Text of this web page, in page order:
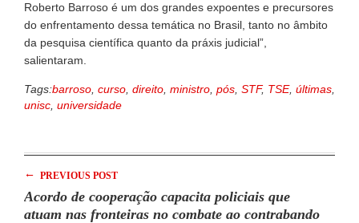
Roberto Barroso é um dos grandes expoentes e precursores
do enfrentamento dessa temática no Brasil, tanto no âmbito
da pesquisa científica quanto da práxis judicial”,
salientaram.
Tags:barroso curso direito ministro pós STF, TSE, últimas
unisc universidade
← PREVIOUS POST
Acordo de cooperação capacita policiais que
atuam nas fronteiras no combate ao contrabando